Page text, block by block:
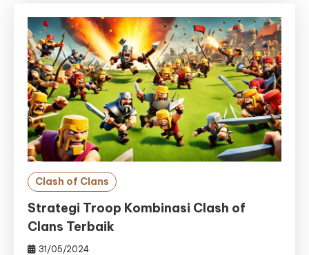
Clash of Clans
Strategi Troop Kombinasi Clash of
Clans Terbaik
31/05/2024